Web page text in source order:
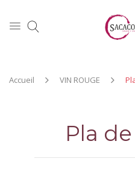
Accueil VIN ROUGE
Pla